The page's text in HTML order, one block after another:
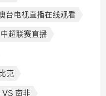
台电视直播在线观看
中超联赛直播
克
VS 南非